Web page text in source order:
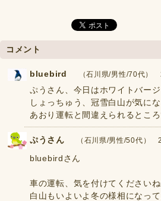
コメント
bluebird （石川県/男性/70代
ぷうさん、今日はホワイトバージ
しょっちゅう、冠雪白山が気に
あおり運転と間違えられるとこ
ぷうさん （石川県/男性/50代）
bluebirdさん
車の運転、気を付けてくださいね
白山もいよいよ冬の様相になって